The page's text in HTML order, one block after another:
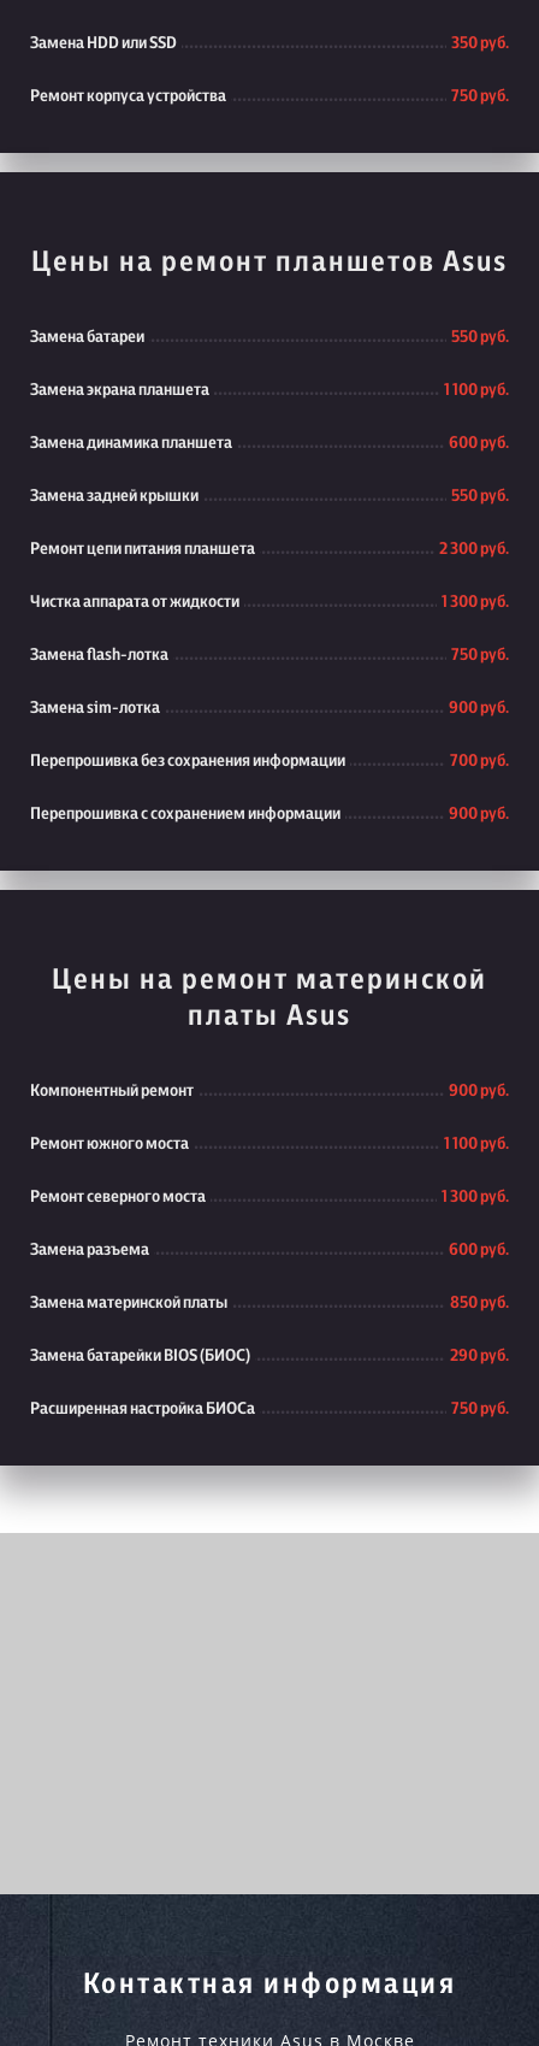
Замена HDD или SSD 350 руб.
Ремонт корпуса устройства 750 руб.
Цены на ремонт планшетов Asus
Замена батареи 550 руб.
Замена экрана планшета 1 100 руб.
Замена динамика планшета 600 руб.
Замена задней крышки 550 руб.
Ремонт цепи питания планшета 2 300 руб.
Чистка аппарата от жидкости 1 300 руб.
Замена flash-лотка 750 руб.
Замена sim-лотка 900 руб.
Перепрошивка без сохранения информации 700 руб.
Перепрошивка с сохранением информации 900 руб.
Цены на ремонт материнской
платы Asus
Компонентный ремонт 900 руб.
Ремонт южного моста 1 100 руб.
Ремонт северного моста 1 300 руб.
Замена разъема 600 руб.
Замена материнской платы 850 руб.
Замена батарейки BIOS (БИОС) 290 руб.
Расширенная настройка БИОСа 750 руб.
Контактная информация
Ремонт техники Asus в Москве